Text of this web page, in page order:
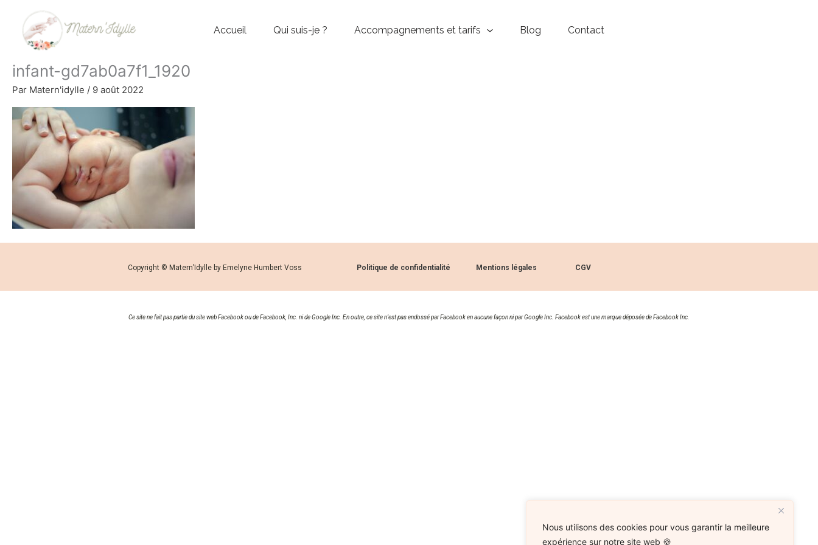
Nous utilisons des cookies pour vous garantir la meilleure
expérience sur notre site web 🍪
contenu
Accueil Qui suis-je ? Accompagnements et tarifs Blog Contact
infant-gd7ab0a7f1_1920
Par Matern'idylle / 9 août 2022
Copyright © Matern’Idylle by Emelyne Humbert Voss Politique de confidentialité Mentions légales CGV
Ce site ne fait pas partie du site web Facebook ou de Facebook, Inc. ni de Google Inc. En outre, ce site n’est pas endossé par Facebook en aucune façon ni par Google Inc. Facebook est une marque déposée de Facebook Inc.